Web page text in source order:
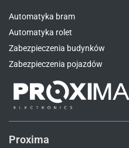
Automatyka bram
Automatyka rolet
Zabezpieczenia budynków
Zabezpieczenia pojazdów
Proxima